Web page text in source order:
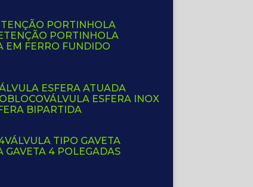
PORTINHOLA
PORTINHOLA
EM FERRO FUNDIDO
ESFERA ATUADA
VÁLVULA ESFERA INOX
BIPARTIDA
VÁLVULA TIPO GAVETA
GAVETA 4 POLEGADAS